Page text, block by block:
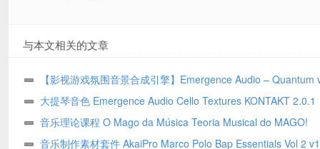
与本文相关的文章
【影视游戏氛围音景合成引擎】Emergence Audio – Quantum
for KONTAKT（7.36GB）
大提琴音色 Emergence Audio Cello Textures KONTAKT 2.0.1
音乐理论课程 O Mago da Música Teoria Musical do MAGO!
Portuguese
音乐制作素材套件 AkaiPro Marco Polo Bap Essentials Vol 2